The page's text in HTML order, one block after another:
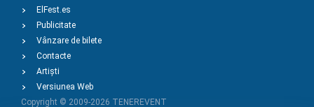
ElFest.es
Publicitate
Vânzare de bilete
Contacte
Artiști
Versiunea Web
Copyright © 2009-2026 TENEREVENT